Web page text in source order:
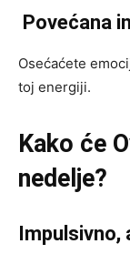
Povećana
Osećaćete
toj energiji.
Kako će
nedelje?
Impulsivno,